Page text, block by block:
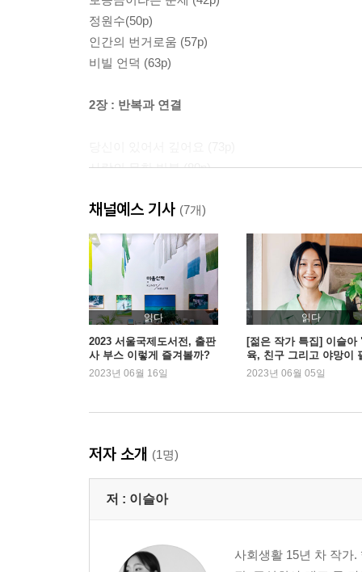
정원수(50p)
인간의 번거로움 (57p)
비빌 언덕 (63p)
2장 : 반복과 연결
사랑의 무한 반복 (80p)
손에 쥔 인생 (95p)
쓰레기와 부모와 시 (102p)
길을 걷다 마주치는 많은 사람들 중에 (107p)
새로운 우리 (117p)
3장 : 우정과 요령
여자 기숙사 上 (127p)
여자 기숙사 中 (137p)
수줍은 희는 어디에 (177p)
김이 있던 곳들 (190p)
바깥사람 (196p)
4장 : 일과 돈
채널예스 기사 (7개)
읽다
2023 서울국제도서전, 출판
사 부스 이렇게 즐겨볼까?
2023년 06월 16일
읽다
[젊은 작가 특집] 이슬아
육, 친구 그리고 야망이
요해요"
2023년 06월 05일
저자 소개 (1명)
저 : 이슬아
사회생활 15년 차 작가